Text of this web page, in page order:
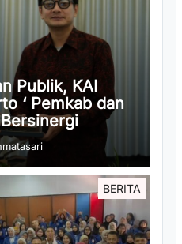
Publik, KAI
‘ Pemkab dan
BERITA